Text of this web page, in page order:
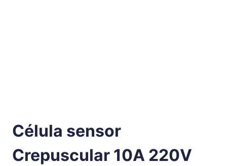
Célula sensor
Crepuscular 10A 220V